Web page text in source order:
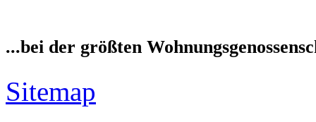
...bei der größten
Sitemap